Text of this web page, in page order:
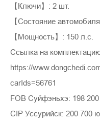
【Ключи】: 2 шт.
【Состояние
【Мощность】: 150 л.с.
Ссылка на
https://
carIds=56761
FOB Суйфэньхэ: 198
CIP Уссурийск: 200 700